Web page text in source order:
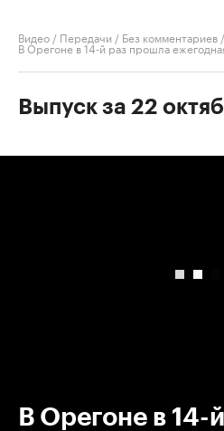
Видео / Передачи / Без комментариев /
В Орегоне в 14-й раз прошла
Выпуск за 22
В Орегоне в 14-